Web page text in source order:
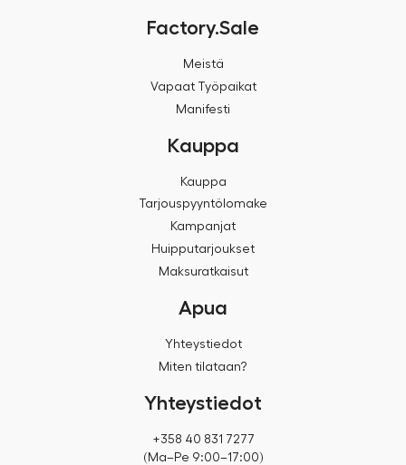
Factory.Sale
Meistä
Vapaat Työpaikat
Manifesti
Kauppa
Kauppa
Tarjouspyyntölomake
Kampanjat
Huipputarjoukset
Maksuratkaisut
Apua
Yhteystiedot
Miten tilataan?
Yhteystiedot
+358 40 831 7277
(Ma–Pe 9:00–17:00)